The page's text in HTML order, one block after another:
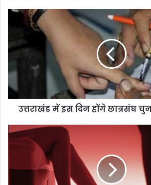
उत्तराखंड
दिन
चुनाव,
आदेश
जारी
उत्तराखंड में इस दिन होंगे छात्रसंघ
उत्तराखंड:
यहां
में